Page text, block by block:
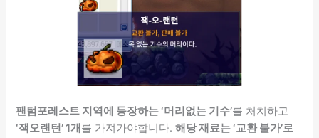
팬텀포레스트 지역에 등장하는 ‘머리없는 기수’를 처치하고
‘잭오랜턴’ 1개 를 가져가야합니다.해당 재료는 ‘교환 불가’로